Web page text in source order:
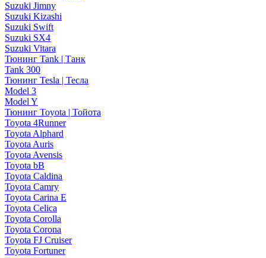
Suzuki Jimny
Suzuki Kizashi
Suzuki Swift
Suzuki SX4
Suzuki Vitara
Тюнинг Tank | Танк
Tank 300
Тюнинг Tesla | Тесла
Model 3
Model Y
Тюнинг Toyota | Тойота
Toyota 4Runner
Toyota Alphard
Toyota Auris
Toyota Avensis
Toyota bB
Toyota Caldina
Toyota Camry
Toyota Carina E
Toyota Celica
Toyota Corolla
Toyota Corona
Toyota FJ Cruiser
Toyota Fortuner